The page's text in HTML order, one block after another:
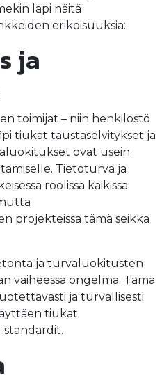
läpi näitä
erikoisuuksia:
ja
toimijat – niin henkilöstö
tiukat taustaselvitykset ja
ovat usein
Tietoturva ja
roolissa kaikissa
projekteissa tämä seikka
ja turvaluokitusten
vaiheessa ongelma. Tämä
ja turvallisesti
tiukat